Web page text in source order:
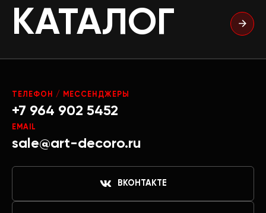
КАТАЛОГ
ТЕЛЕФОН / МЕССЕНДЖЕРЫ
+7 964 902 5452
EMAIL
sale@art-decoro.ru
ВКОНТАКТЕ